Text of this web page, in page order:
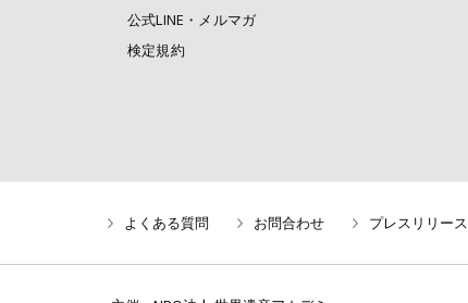
公式LINE・メルマガ
検定規約
よくある質問 お問合わせ プレスリリース